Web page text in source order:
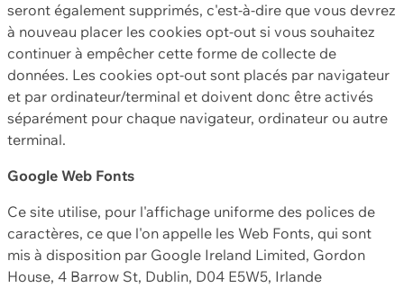
seront également supprimés, c'est-à-dire que vous devrez
à nouveau placer les cookies opt-out si vous souhaitez
continuer à empêcher cette forme de collecte de
données. Les cookies opt-out sont placés par navigateur
et par ordinateur/terminal et doivent donc être activés
séparément pour chaque navigateur, ordinateur ou autre
terminal.
Google Web Fonts
Ce site utilise, pour l'affichage uniforme des polices de
caractères, ce que l'on appelle les Web Fonts, qui sont
mis à disposition par Google Ireland Limited, Gordon
House, 4 Barrow St, Dublin, D04 E5W5, Irlande